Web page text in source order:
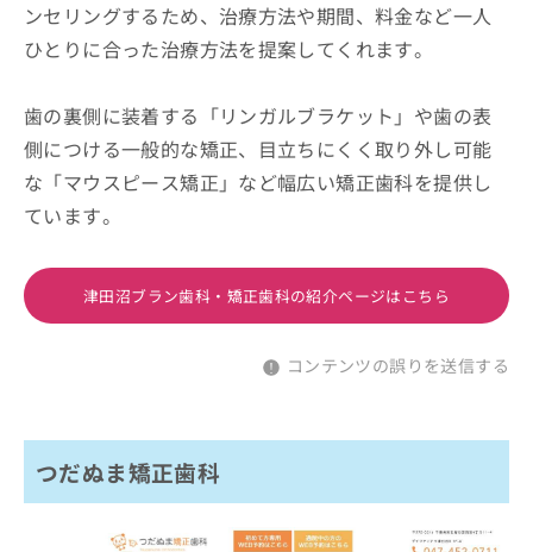
ンセリングするため、治療方法や期間、料金など一人
ひとりに合った治療方法を提案してくれます。
歯の裏側に装着する「リンガルブラケット」や歯の表
側につける一般的な矯正、目立ちにくく取り外し可能
な「マウスピース矯正」など幅広い矯正歯科を提供し
ています。
津田沼ブラン歯科・矯正歯科の紹介ページはこちら
コンテンツの誤りを送信する
つだぬま矯正歯科